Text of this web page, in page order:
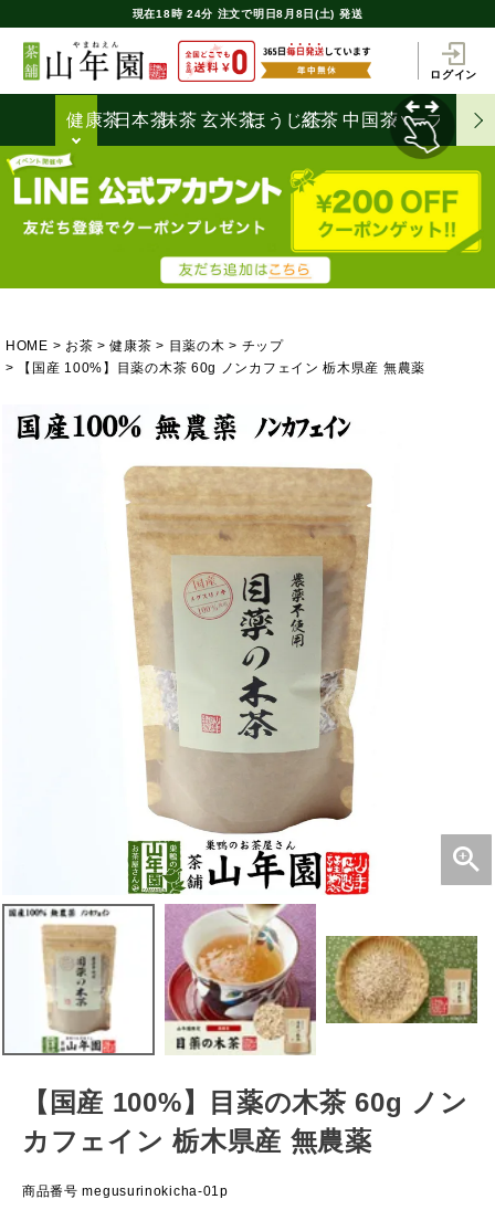
現在18時 24分 注文で明日8月8日(土) 発送
ログイン
健康茶日本茶抹茶 玄米茶ほうじ茶
紅茶 中国茶ハーブティ
HOME お茶 健康茶 目薬の木
チップ
【国産 100%】目薬の木茶 60g ノンカフェイン 栃木県産 無農薬
【国産 100%】目薬の木茶 60g ノン
カフェイン 栃木県産 無農薬
商品番号 megusurinokicha-01p